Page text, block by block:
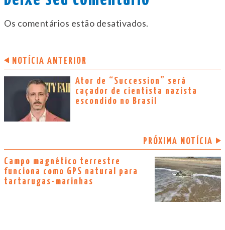
Os comentários estão desativados.
NOTÍCIA ANTERIOR
Ator de “Succession” será
caçador de cientista nazista
escondido no Brasil
PRÓXIMA NOTÍCIA
Campo magnético terrestre
funciona como GPS natural para
tartarugas-marinhas